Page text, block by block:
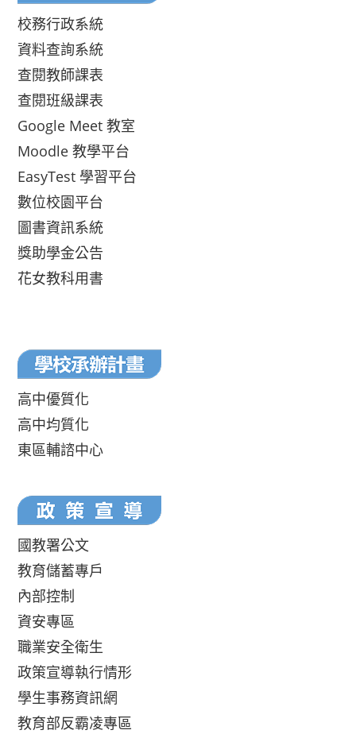
校務行政系統
資料查詢系統
查閱教師課表
查閱班級課表
Google Meet 教室
Moodle 教學平台
EasyTest 學習平台
數位校園平台
圖書資訊系統
獎助學金公告
花女教科用書
高中優質化
高中均質化
東區輔諮中心
國教署公文
教育儲蓄專戶
內部控制
資安專區
職業安全衛生
政策宣導執行情形
學生事務資訊網
教育部反霸凌專區